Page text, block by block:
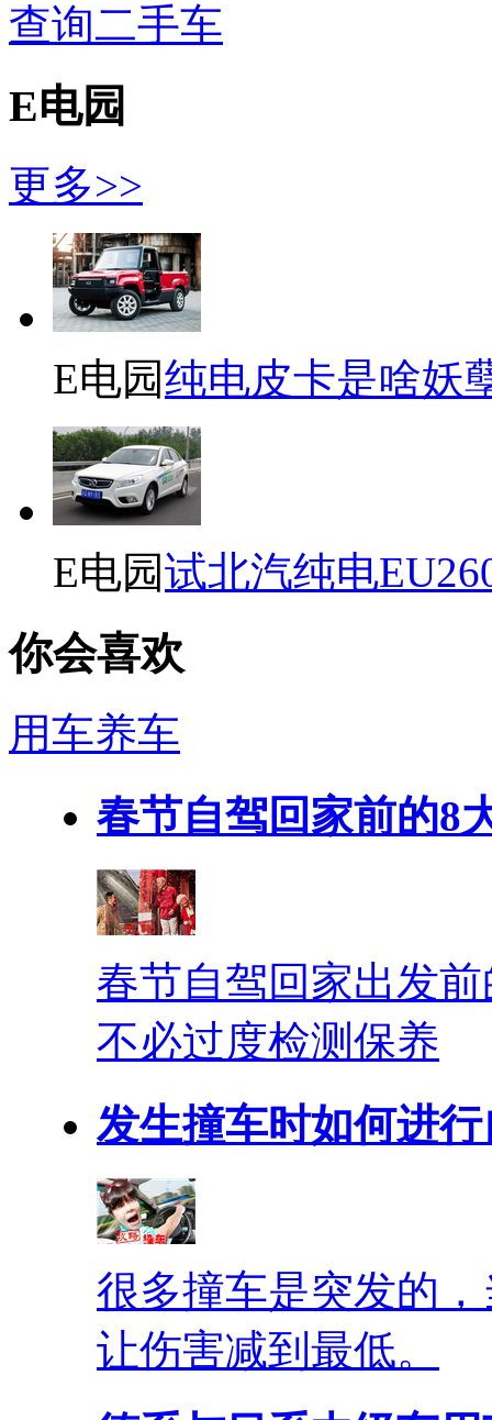
查询二手车
E电园
更多>>
E电园纯电皮卡是啥妖
E电园试北汽纯电
你会喜欢
用车养车
春节自驾回家前的8
春节自驾回家出发
不必过度检测保养
发生撞车时如何进
很多撞车是突发的
让伤害减到最低。